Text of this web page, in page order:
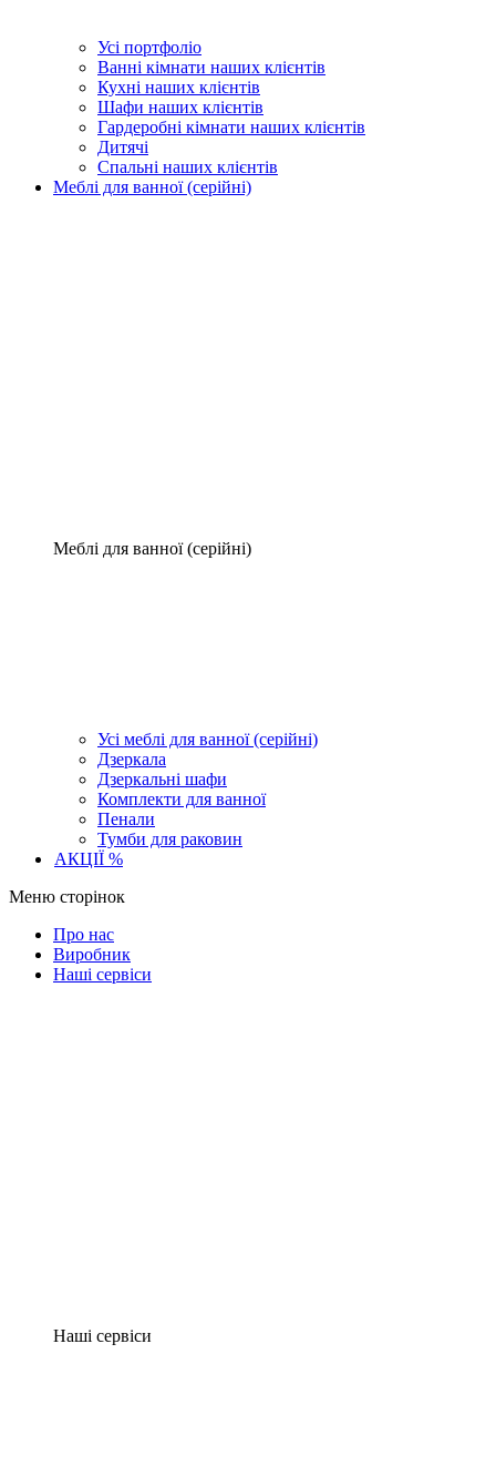
Усі портфоліо
Ванні кімнати наших клієнтів
Кухні наших клієнтів
Шафи наших клієнтів
Гардеробні кімнати наших клієнтів
Дитячі
Спальні наших клієнтів
Меблі для ванної (серійні)
Меблі для ванної (серійні)
Усі меблі для ванної (серійні)
Дзеркала
Дзеркальні шафи
Комплекти для ванної
Пенали
Тумби для раковин
АКЦІЇ %
Меню сторінок
Про нас
Виробник
Наші сервіси
Наші сервіси